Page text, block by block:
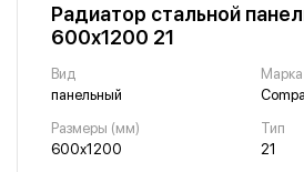
Радиатор стальной
600х1200 21
Вид
панельный
Марка
Размеры (мм)
600х1200
Тип
21